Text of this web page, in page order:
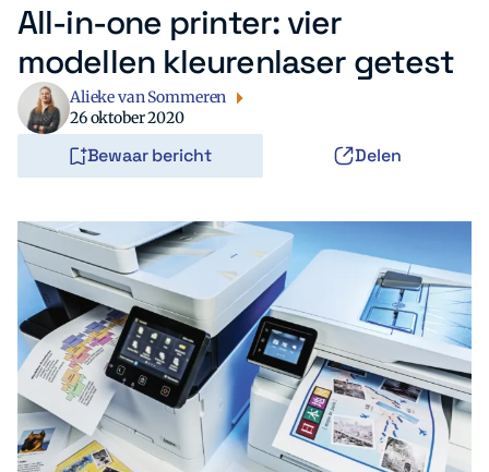
All-in-one printer: vier
modellen kleurenlaser getest
Alieke van Sommeren
26 oktober 2020
Bewaar bericht Delen